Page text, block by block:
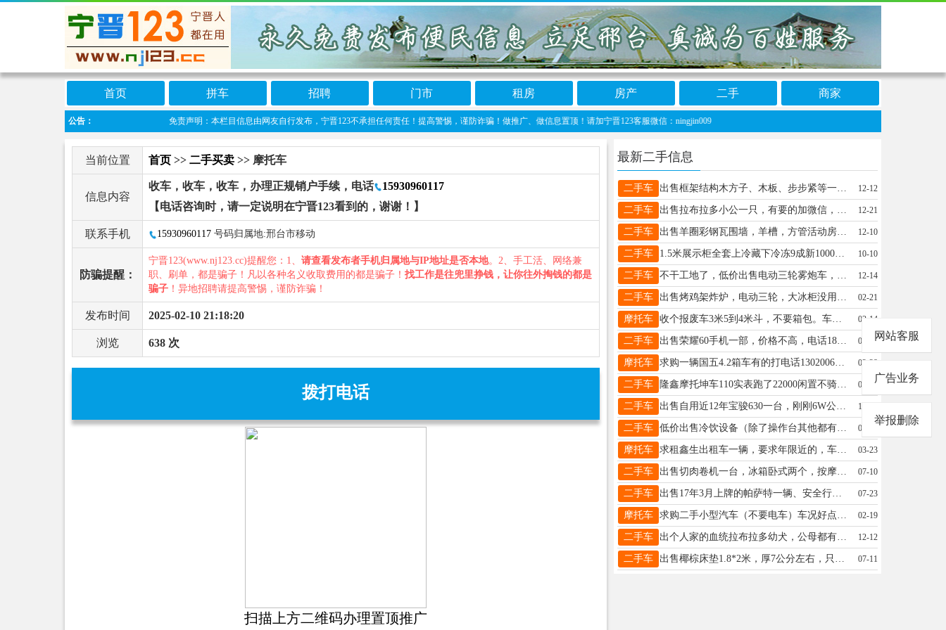
首页 拼车 招聘 门市 租房 房产 二手 商家
公告： 免责声明：本栏目信息由网友自行发布，宁晋123不承担任何责任！提高警惕，谨防诈骗！做推广、做信息置顶！请加宁晋123客服微信：ningjin009
当前位置 首页 >> 二手买卖 >> 摩托车
信息内容
收车，收车，收车，办理正规销户手续，电话
15930960117
【电话咨询时，请一定说明在宁晋123看到的，谢谢！】
联系手机 15930960117 号码归属地:邢台市移动
防骗提醒：
宁晋123(www.nj123.cc)提醒您：1、 请查看发布者手机归属地与IP地址是否本地。2、手工活、网络兼
职、刷单，都是骗子！凡以各种名义收取费用的都是骗子！ 找工作是往兜里挣钱，让你往外掏钱的都是
骗子 ！异地招聘请提高警惕，谨防诈骗！
发布时间 2025-02-10 21:18:20
浏览 638 次
拨打电话
扫描上方二维码办理置顶推广
最新二手信息
二手车 出售框架结构木方子、木板、步步紧等一套建筑材料。价格优惠个人盖房用过的。8成新电话：13903290440 12-12
二手车 出售拉布拉多小公一只，有要的加微信，价格不高，疫苗齐全.15932190100微电同步 12-21
二手车 出售羊圈彩钢瓦围墙，羊槽，方管活动房，23500元，联系电话18732952762 12-10
二手车 1.5米展示柜全套上冷藏下冷冻9成新1000元电话18131991898 10-10
二手车 不干工地了，低价出售电动三轮雾炮车，联系电话16630905093 12-14
二手车 出售烤鸡架炸炉，电动三轮，大冰柜没用几天，因家中有事，走不开，低价出售，接手可盈利，转让技术。电话13463934271微信同号 02-21
摩托车 收个报废车3米5到4米斗，不要箱包。车。联系电话18732958479 02-14
二手车 出售荣耀60手机一部，价格不高，电话18333929071 02-13
摩托车 求购一辆国五4.2箱车有的打电话13020065333 02-28
二手车 隆鑫摩托坤车110实表跑了22000闲置不骑有意电联微信同号13673196970 02-14
二手车 出售自用近12年宝骏630一台，刚刚6W公里，新换四条德国马牌轮胎，大保养已做。空调冻人。手机号15932191747微信同上 12-10
二手车 低价出售冷饮设备（除了操作台其他都有）买了没怎么用，超低价出。联系电话：15833497019 01-14
摩托车 求租鑫生出租车一辆，要求年限近的，车况良好的，本人开车稳当驾驶技术过关，不暴力驾驶对车辆爱惜，有往外租的联系19061890364 03-23
二手车 出售切肉卷机一台，冰箱卧式两个，按摩床十几个，旋转小火锅机子一套带沙发桌子，立式冰箱一个，有意者联系，15103391913 07-10
二手车 出售17年3月上牌的帕萨特一辆、安全行驶4.2万公里、内外如新、喜欢的电话联系、可预约看车试驾、干二手车的勿扰、预约电话13930975338 07-23
摩托车 求购二手小型汽车（不要电车）车况好点的适合女生的排量低的电话15075932164 02-19
二手车 出个人家的血统拉布拉多幼犬，公母都有，有喜欢的可以联系，18333456181v同号 12-12
二手车 出售椰棕床垫1.8*2米，厚7公分左右，只用了一个月，有意联系13903191114 07-11
网站客服
广告业务
举报删除